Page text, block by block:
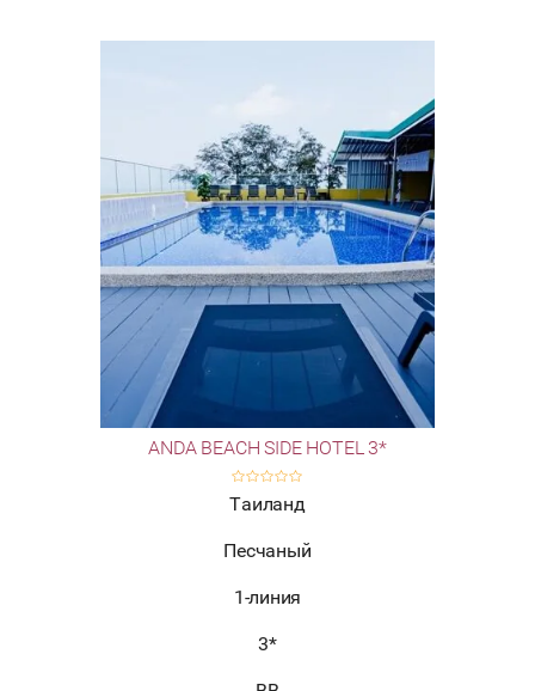
ANDA BEACH SIDE HOTEL 3*
Таиланд
Песчаный
1-линия
3*